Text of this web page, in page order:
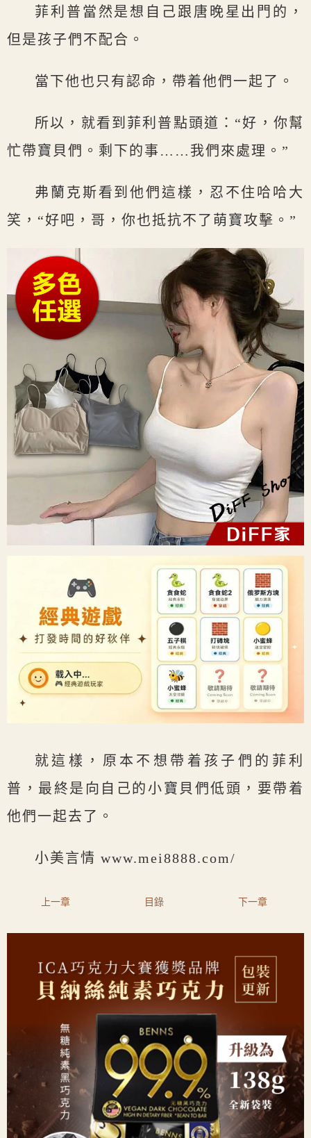
菲利普當然是想自己跟唐晚星出門的，
但是孩子們不配合。
當下他也只有認命，帶着他們一起了。
所以，就看到菲利普點頭道：“好，你幫
忙帶寶貝們。剩下的事……我們來處理。”
弗蘭克斯看到他們這樣，忍不住哈哈大
笑，“好吧，哥，你也抵抗不了萌寶攻擊。”
就這樣，原本不想帶着孩子們的菲利
普，最終是向自己的小寶貝們低頭，要帶着
他們一起去了。
小美言情 www.mei8888.com/
上一章 目錄 下一章